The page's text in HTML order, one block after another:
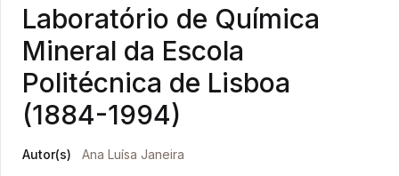
Laboratório de Química
Mineral da Escola
Politécnica de Lisboa
(1884-1994)
Autor(s) Ana Luísa Janeira